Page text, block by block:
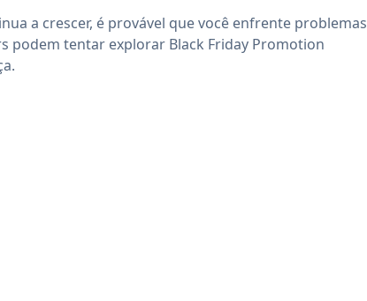
a crescer, é provável que você enfrente problemas
podem tentar explorar Black Friday Promotion